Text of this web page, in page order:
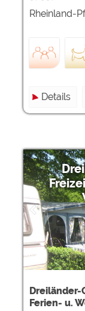
Rheinland-
Details
Dreiländer-
Ferien- u.